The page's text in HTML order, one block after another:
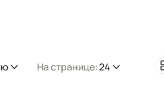
На странице:24